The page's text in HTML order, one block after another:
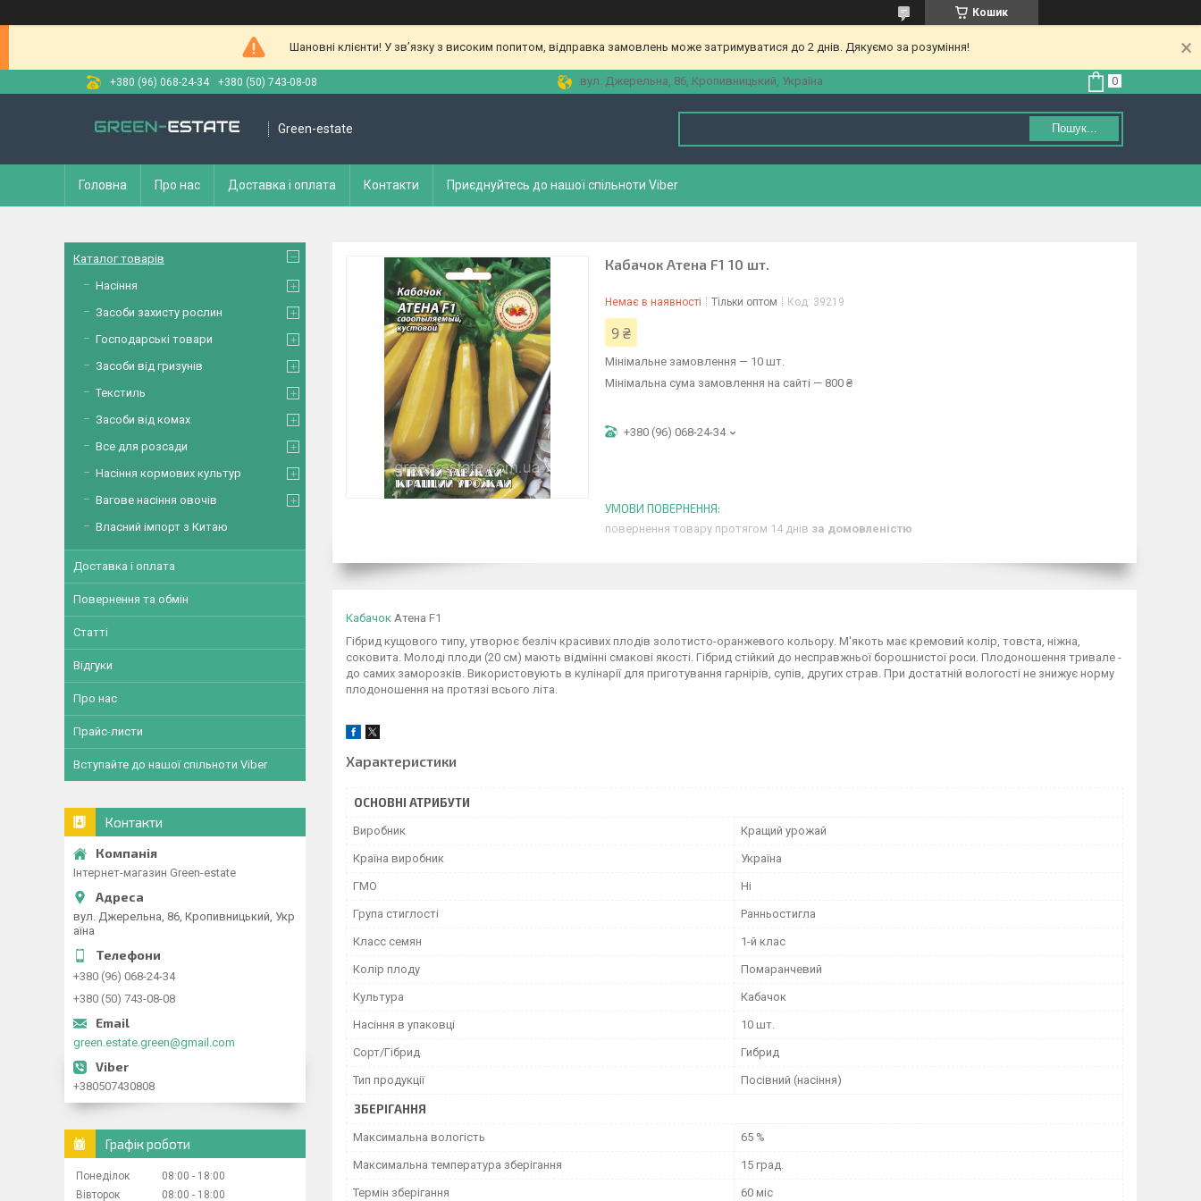
Кошик
Шановні клієнти! У зв’язку з високим попитом, відправка замовлень може затримуватися до 2 днів. Дякуємо за розуміння!
+380 (96) 068-24-34 +380 (50) 743-08-08 вул. Джерельна, 86, Кропивницький, Україна
Green-estate Пошук...
Головна Про нас Доставка і оплата Контакти Приєднуйтесь до нашої спільноти Viber
Кабачок Атена F1 10 шт.
Немає в наявності Тільки оптом Код: 39219
9 ₴
Мінімальне замовлення — 10 шт.
Мінімальна сума замовлення на сайті — 800 ₴
+380 (96) 068-24-34
повернення товару протягом 14 днів за домовленістю
Кабачок Атена F1
Гібрид кущового типу, утворює безліч красивих плодів золотисто-оранжевого кольору. М'якоть має кремовий колір, товста, ніжна,
соковита. Молоді плоди (20 см) мають відмінні смакові якості. Гібрид стійкий до несправжньої борошнистої роси. Плодоношення тривале -
до самих заморозків. Використовують в кулінарії для приготування гарнірів, супів, других страв. При достатній вологості не знижує норму
плодоношення на протязі всього літа.
Характеристики
ОСНОВНІ АТРИБУТИ
Виробник Кращий урожай
Країна виробник Україна
ГМО Ні
Група стиглості Ранньостигла
Класс семян 1-й клас
Колір плоду Помаранчевий
Культура Кабачок
Насіння в упаковці 10 шт.
Сорт/Гібрид Гибрид
Тип продукції Посівний (насіння)
ЗБЕРІГАННЯ
Максимальна вологість 65 %
Максимальна температура зберігання 15 град.
Термін зберігання 60 міс
Каталог товарів
Насіння
Засоби захисту рослин
Господарські товари
Засоби від гризунів
Текстиль
Засоби від комах
Все для розсади
Насіння кормових культур
Вагове насіння овочів
Власний імпорт з Китаю
Доставка і оплата
Повернення та обмін
Статті
Відгуки
Про нас
Прайс-листи
Вступайте до нашої спільноти Viber
Контакти
Інтернет-магазин Green-estate
вул. Джерельна, 86, Кропивницький, Укр
аїна
+380 (96) 068-24-34
+380 (50) 743-08-08
green.estate.green@gmail.com
+380507430808
Графік роботи
Понеділок 08:00
18:00
Вівторок
08:00 18:00